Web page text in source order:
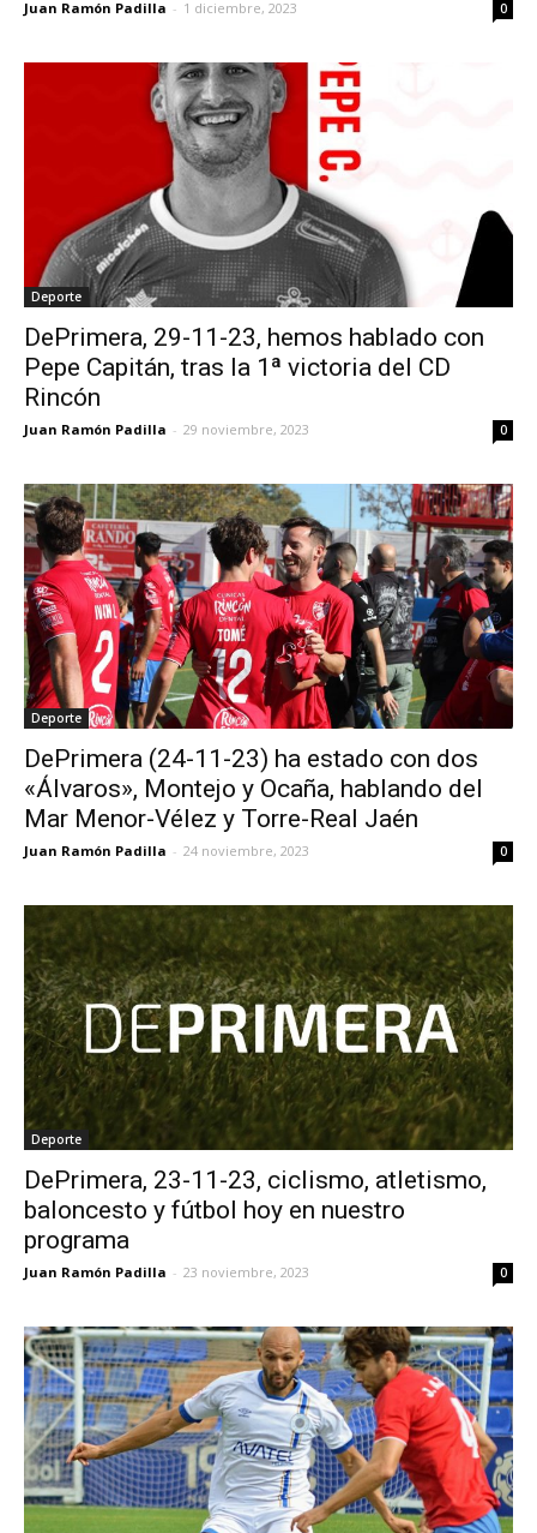
Juan Ramón Padilla - 1 diciembre, 2023 0
Deporte
DePrimera, 29-11-23, hemos hablado con
Pepe Capitán, tras la 1ª victoria del CD
Rincón
Juan Ramón Padilla - 29 noviembre, 2023 0
Deporte
DePrimera (24-11-23) ha estado con dos
«Álvaros», Montejo y Ocaña, hablando del
Mar Menor-Vélez y Torre-Real Jaén
Juan Ramón Padilla - 24 noviembre, 2023 0
Deporte
DePrimera, 23-11-23, ciclismo, atletismo,
baloncesto y fútbol hoy en nuestro
programa
Juan Ramón Padilla - 23 noviembre, 2023 0